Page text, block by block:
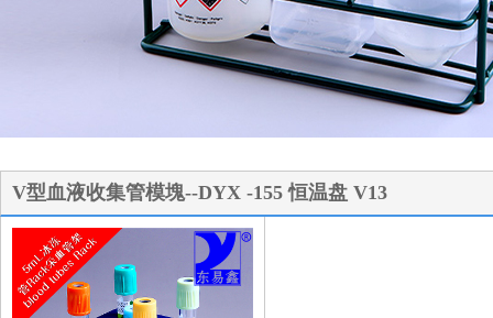
V型血液收集管模塊--DYX -155 恒温盘 V13